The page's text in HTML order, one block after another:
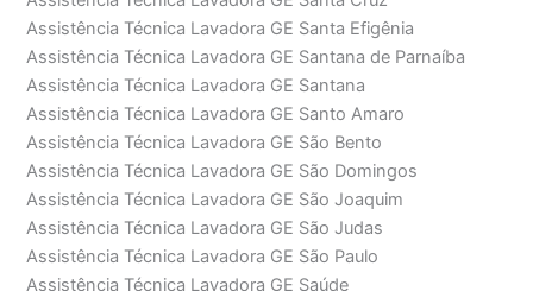
Assistência Técnica Lavadora GE Santa Efigênia
Assistência Técnica Lavadora GE Santana de Parnaíba
Assistência Técnica Lavadora GE Santana
Assistência Técnica Lavadora GE Santo Amaro
Assistência Técnica Lavadora GE São Bento
Assistência Técnica Lavadora GE São Domingos
Assistência Técnica Lavadora GE São Joaquim
Assistência Técnica Lavadora GE São Judas
Assistência Técnica Lavadora GE São Paulo
Assistência Técnica Lavadora GE Saúde